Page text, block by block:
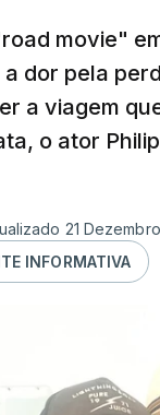
movie"
dor pela
a viagem
o ator
21
INFORMATIVA